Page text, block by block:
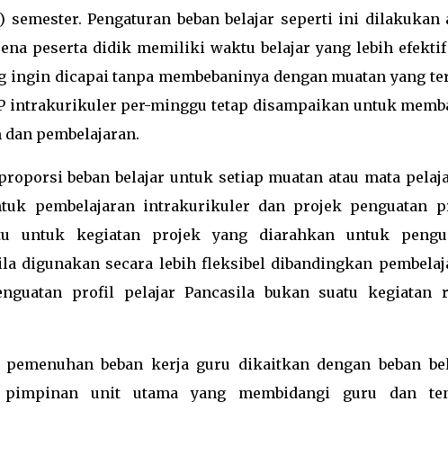
semester. Pengaturan beban belajar seperti ini dilakukan
peserta didik memiliki waktu belajar yang lebih
ingin dicapai tanpa membebaninya dengan muatan yang
intrakurikuler per-minggu tetap disampaikan untuk
pembelajaran.
beban belajar untuk setiap muatan atau mata
pembelajaran intrakurikuler dan projek penguatan
untuk kegiatan projek yang diarahkan untuk
digunakan secara lebih fleksibel dibandingkan
profil pelajar Pancasila bukan suatu kegiatan
beban kerja guru dikaitkan dengan beban
unit utama yang membidangi guru dan